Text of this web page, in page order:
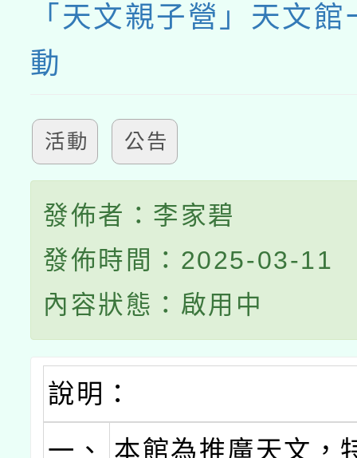
「天文親子營」天文
動
活動 公告
發佈者：李家碧
發佈時間：2025-03-11
內容狀態：啟用中
說明：
一、
本館為推廣天文，